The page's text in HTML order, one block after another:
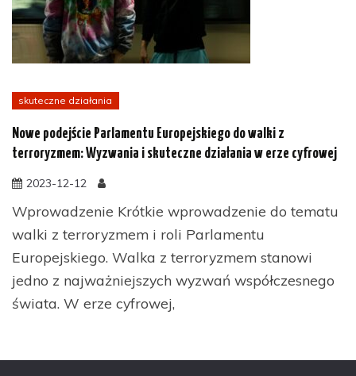
skuteczne działania
Nowe podejście Parlamentu Europejskiego do walki z
terroryzmem: Wyzwania i skuteczne działania w erze cyfrowej
2023-12-12
Wprowadzenie Krótkie wprowadzenie do tematu
walki z terroryzmem i roli Parlamentu
Europejskiego. Walka z terroryzmem stanowi
jedno z najważniejszych wyzwań współczesnego
świata. W erze cyfrowej,